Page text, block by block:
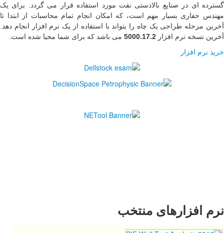
قرار می گردد. برای یک
تمام محاسبات از ابتدا تا
از یک نرم افزار انجام دهد.
برای شما محیا شده است.